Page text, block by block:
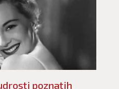
poznatih